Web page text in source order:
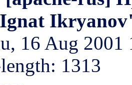
16 Aug 2001
1313